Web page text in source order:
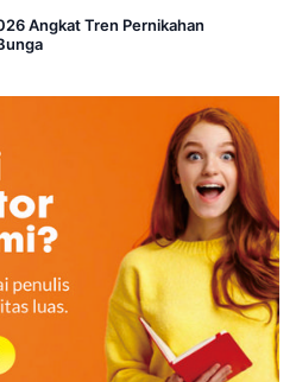
Angkat Tren Pernikahan